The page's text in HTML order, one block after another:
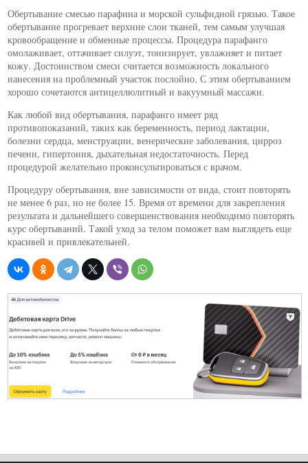
Обертывание смесью парафина и морской сульфидной грязью. Такое
обертывание прогревает верхние слои тканей, тем самым улучшая
кровообращение и обменные процессы. Процедура парафанго
омолаживает, оттачивает силуэт, тонизирует, увлажняет и питает
кожу. Достоинством смеси считается возможность локального
нанесения на проблемный участок послойно. С этим обертыванием
хорошо сочетаются антицеллюлитный и вакуумный массажи.
Как любой вид обертывания, парафанго имеет ряд
противопоказаний, таких как беременность, период лактации,
болезни сердца, менструации, венерические заболевания, цирроз
печени, гипертония, дыхательная недостаточность. Перед
процедурой желательно проконсультироваться с врачом.
Процедуру обертывания, вне зависимости от вида, стоит повторять
не менее 6 раз, но не более 15. Время от времени для закрепления
результата и дальнейшего совершенствования необходимо повторять
курс обертываний. Такой уход за телом поможет вам выглядеть еще
красивей и привлекательней.